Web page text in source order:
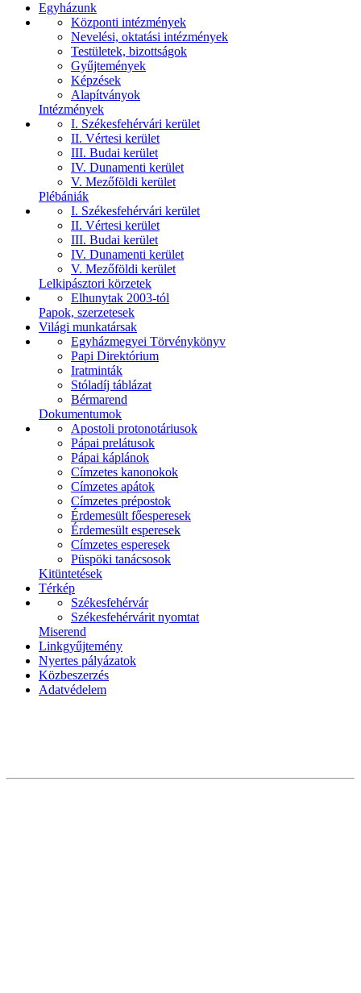
Egyházunk
Központi intézmények
Nevelési, oktatási intézmények
Testületek, bizottságok
Gyűjtemények
Képzések
Alapítványok
Intézmények
I. Székesfehérvári kerület
II. Vértesi kerület
III. Budai kerület
IV. Dunamenti kerület
V. Mezőföldi kerület
Plébániák
I. Székesfehérvári kerület
II. Vértesi kerület
III. Budai kerület
IV. Dunamenti kerület
V. Mezőföldi kerület
Lelkipásztori körzetek
Elhunytak 2003-tól
Papok, szerzetesek
Világi munkatársak
Egyházmegyei Törvénykönyv
Papi Direktórium
Iratminták
Stóladíj táblázat
Bérmarend
Dokumentumok
Apostoli protonotáriusok
Pápai prelátusok
Pápai káplánok
Címzetes kanonokok
Címzetes apátok
Címzetes prépostok
Érdemesült főesperesek
Érdemesült esperesek
Címzetes esperesek
Püspöki tanácsosok
Kitüntetések
Térkép
Székesfehérvár
Székesfehérvárit nyomtat
Miserend
Linkgyűjtemény
Nyertes pályázatok
Közbeszerzés
Adatvédelem